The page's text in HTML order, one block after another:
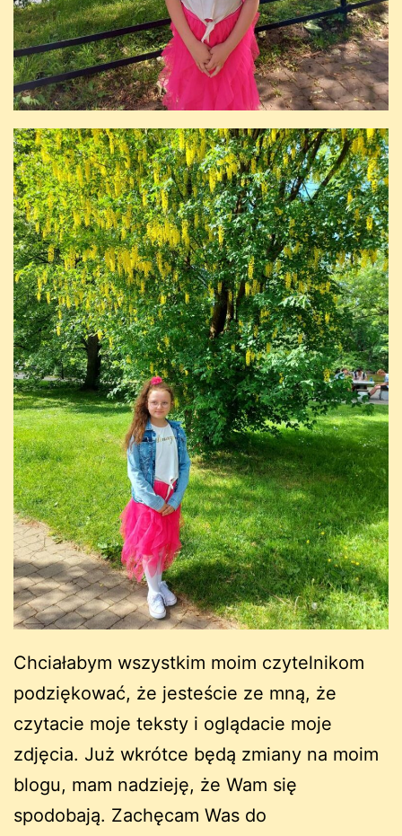
Chciałabym wszystkim moim czytelnikom
podziękować, że jesteście ze mną, że
czytacie moje teksty i oglądacie moje
zdjęcia. Już wkrótce będą zmiany na moim
blogu, mam nadzieję, że Wam się
spodobają. Zachęcam Was do